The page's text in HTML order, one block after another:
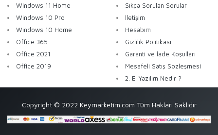
Windows 11 Home
Windows 10 Pro
Windows 10 Home
Office 365
Office 2021
Office 2019
Sıkça Sorulan Sorular
İletişim
Hesabım
Gizlilik Politikası
Garanti ve İade Koşulları
Mesafeli Satış Sözleşmesi
2. El Yazılım Nedir ?
Copyright © 2022 Keymarketim.com Tüm Hakları Saklıdır